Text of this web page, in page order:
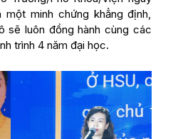
minh chứng khẳng định,
sẽ luôn đồng hành cùng các
trình 4 năm đại học.